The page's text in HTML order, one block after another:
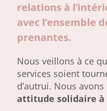
relations à
avec l’ensemble
prenantes.
Nous veillons à ce
services soient
d’autrui. Nous
attitude solidaire à